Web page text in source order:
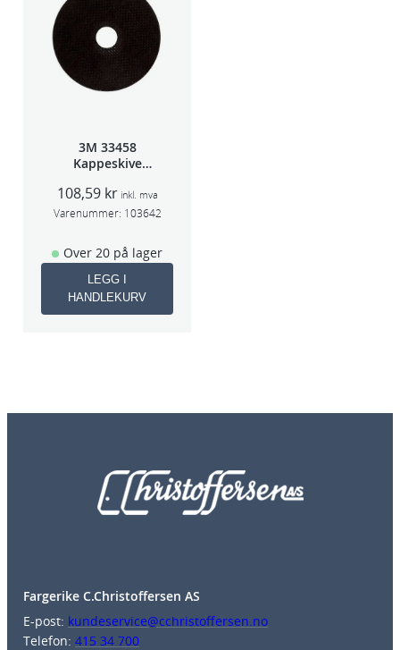
3M 33458
Kappeskive
5stk/pk pris/stk
108,59 kr inkl. mva
Varenummer: 103642
Over 20 på lager
LEGG I
HANDLEKURV
Fargerike C.Christoffersen AS
E-post: kundeservice@cchristoffersen.no
Telefon: 415 34 700